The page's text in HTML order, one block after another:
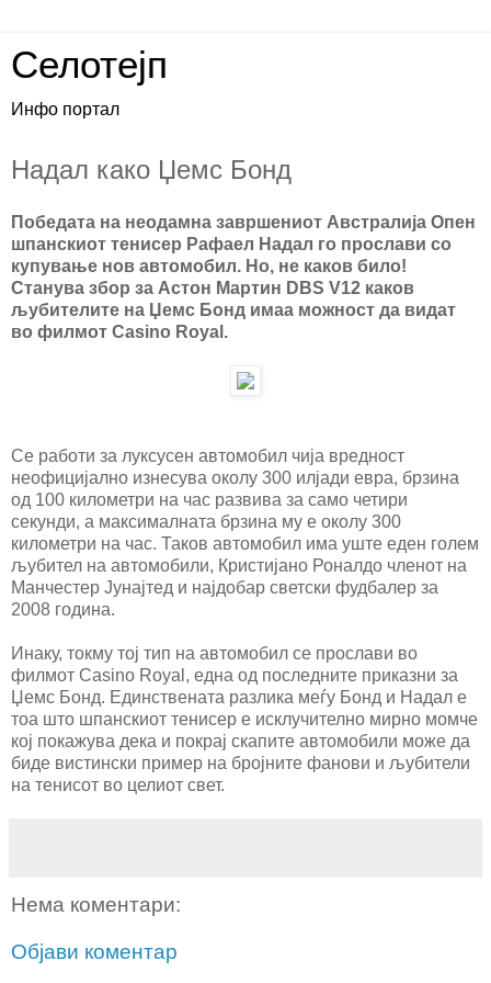
Селотејп
Инфо портал
Надал како Џемс Бонд
Победата на неодамна завршениот Австралија Опен
шпанскиот тенисер Рафаел Надал го прослави со
купување нов автомобил. Но, не каков било!
Станува збор за Астон Мартин DBS V12 каков
љубителите на Џемс Бонд имаа можност да видат
во филмот Casino Royal.
Се работи за луксусен автомобил чија вредност
неофицијално изнесува околу 300 илјади евра, брзина
од 100 километри на час развива за само четири
секунди, а максималната брзина му е околу 300
километри на час. Таков автомобил има уште еден голем
љубител на автомобили, Кристијано Роналдо членот на
Манчестер Јунајтед и најдобар светски фудбалер за
2008 година.
Инаку, токму тој тип на автомобил се прослави во
филмот Casino Royal, една од последните приказни за
Џемс Бонд. Единствената разлика меѓу Бонд и Надал е
тоа што шпанскиот тенисер е исклучително мирно момче
кој покажува дека и покрај скапите автомобили може да
биде вистински пример на бројните фанови и љубители
на тенисот во целиот свет.
Нема коментари:
Објави коментар